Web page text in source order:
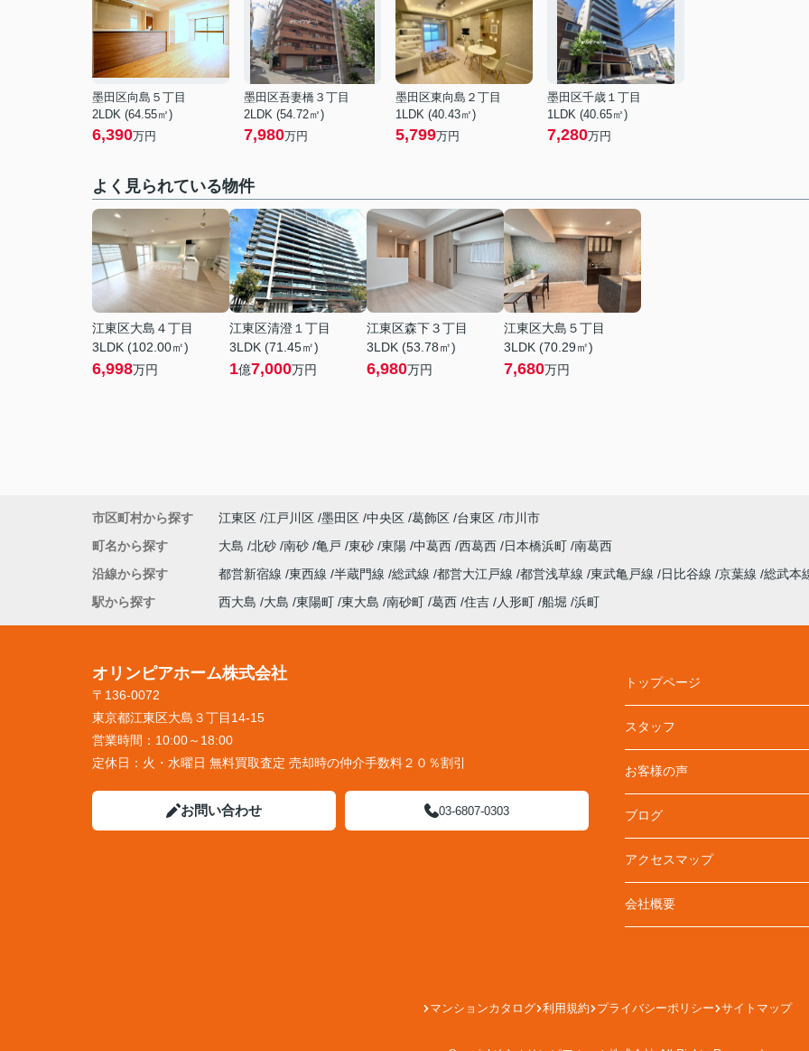
墨田区向島５丁目
2LDK (64.55㎡)
6,390万円
墨田区吾妻橋３丁目
2LDK (54.72㎡)
7,980万円
墨田区東向島２丁目
1LDK (40.43㎡)
5,799万円
墨田区千歳１丁目
1LDK (40.65㎡)
7,280万円
よく見られている物件
江東区大島４丁目
3LDK (102.00㎡)
6,998万円
江東区清澄１丁目
3LDK (71.45㎡)
1億7,000万円
江東区森下３丁目
3LDK (53.78㎡)
6,980万円
江東区大島５丁目
3LDK (70.29㎡)
7,680万円
市区町村から探す 江東区 江戸川区 墨田区 中央区 葛飾区 台東区 市川市
町名から探す
大島 北砂 南砂 亀戸 東砂 東陽 中葛西 西葛西 日本橋浜町 南葛西
沿線から探す
都営新宿線 東西線 半蔵門線 総武線 都営大江戸線 都営浅草線 東武亀戸線 日比谷線 京葉線 総武本
駅から探す
西大島 大島 東陽町 東大島 南砂町 葛西 住吉 人形町 船堀 浜町
オリンピアホーム株式会社
〒136-0072
東京都江東区大島３丁目14-15
営業時間： 10:00～18:00
定休日： 火・水曜日 無料買取査定 売却時の仲介手数料２０％割引
お問い合わせ 03-6807-0303
トップページ
スタッフ
お客様の声
ブログ
アクセスマップ
会社概要
マンションカタログ 利用規約 プライバシーポリシー サイトマップ